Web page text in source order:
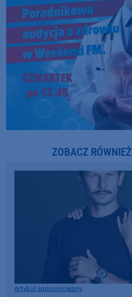
ZOBACZ RÓWNIEŻ
Artykuł sponsorowany